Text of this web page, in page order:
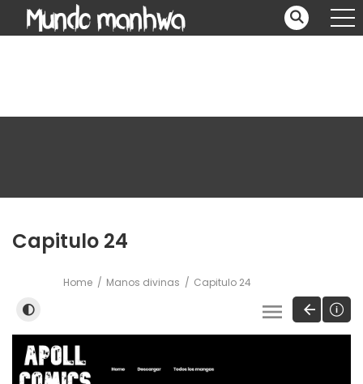
Capitulo 24
Home Manos divinas Capitulo 24